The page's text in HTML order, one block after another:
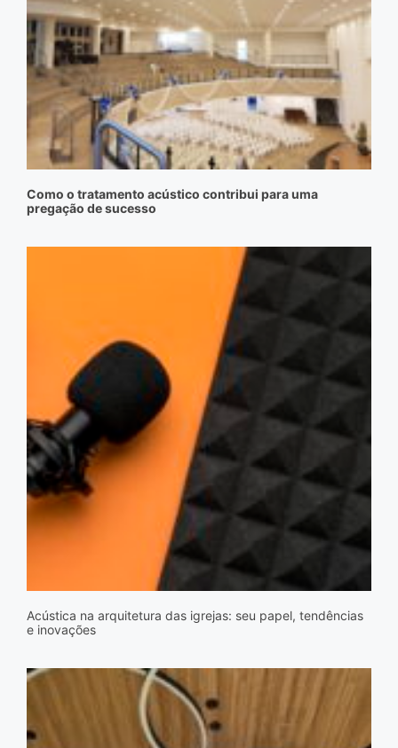
Como o tratamento acústico contribui para uma
pregação de sucesso
Acústica na arquitetura das igrejas: seu papel, tendências
e inovações